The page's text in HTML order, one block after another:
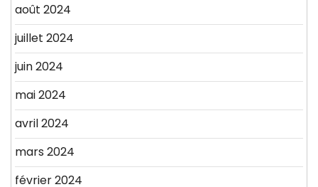
août 2024
juillet 2024
juin 2024
mai 2024
avril 2024
mars 2024
février 2024